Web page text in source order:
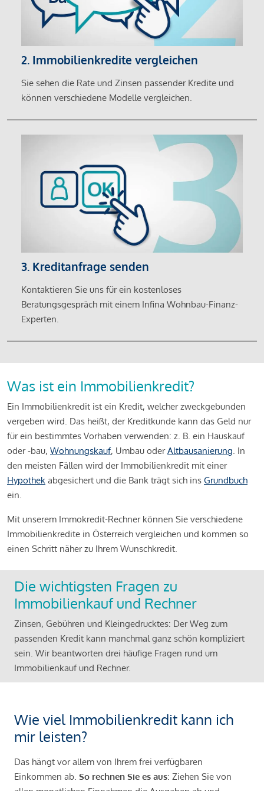
2. Immobilienkredite vergleichen
Sie sehen die Rate und Zinsen passender Kredite und
können verschiedene Modelle vergleichen.
3. Kreditanfrage senden
Kontaktieren Sie uns für ein kostenloses
Beratungsgespräch mit einem Infina Wohnbau-Finanz-
Experten.
Was ist ein Immobilienkredit?
Ein Immobilienkredit ist ein Kredit, welcher zweckgebunden
vergeben wird. Das heißt, der Kreditkunde kann das Geld nur
für ein bestimmtes Vorhaben verwenden: z. B. ein Hauskauf
oder -bau, Wohnungskauf, Umbau oderAltbausanierung. In
den meisten Fällen wird der Immobilienkredit mit einer
Hypothek abgesichert und die Bank trägt sich ins Grundbuch
ein.
Mit unserem Immokredit-Rechner können Sie verschiedene
Immobilienkredite in Österreich vergleichen und kommen so
einen Schritt näher zu Ihrem Wunschkredit.
Die wichtigsten Fragen zu
Immobilienkauf und Rechner
Zinsen, Gebühren und Kleingedrucktes: Der Weg zum
passenden Kredit kann manchmal ganz schön kompliziert
sein. Wir beantworten drei häufige Fragen rund um
Immobilienkauf und Rechner.
Wie viel Immobilienkredit kann ich
mir leisten?
Das hängt vor allem von Ihrem frei verfügbaren
Einkommen ab. So rechnen Sie es aus: Ziehen Sie von